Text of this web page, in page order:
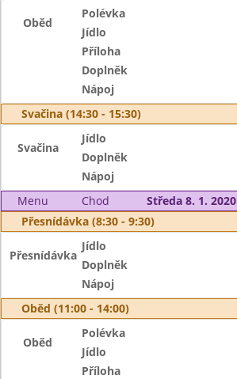
Oběd
Polévka
Jídlo
Příloha
Doplněk
Nápoj
Svačina (14:30 - 15:30)
Svačina
Jídlo
Doplněk
Nápoj
Menu
Chod
Středa 8. 1. 2020
Přesnídávka (8:30 - 9:30)
Přesnídávka
Jídlo
Doplněk
Nápoj
Oběd (11:00 - 14:00)
Oběd
Polévka
Jídlo
Příloha